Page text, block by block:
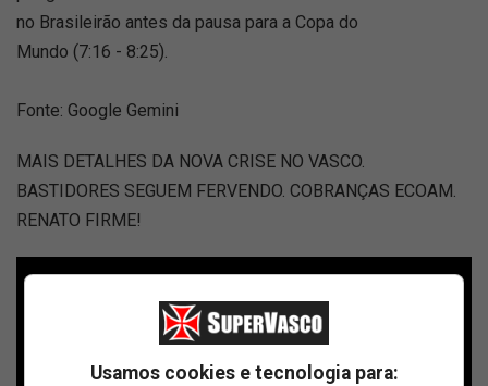
no Brasileirão antes da pausa para a Copa do
Mundo (7:16 - 8:25).
Fonte: Google Gemini
MAIS DETALHES DA NOVA CRISE NO VASCO.
BASTIDORES SEGUEM FERVENDO. COBRANÇAS ECOAM.
RENATO FIRME!
Usamos cookies e tecnologia para: